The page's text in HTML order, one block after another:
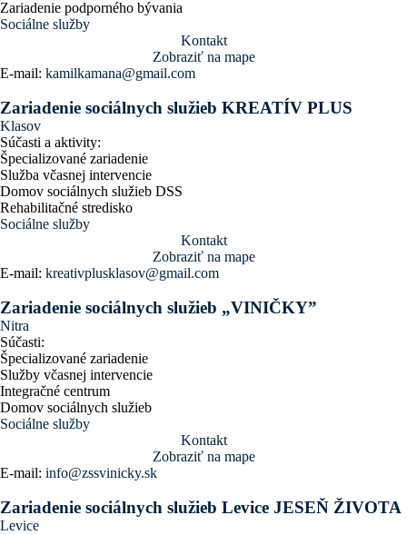
Zariadenie podporného bývania
Sociálne služby
Kontakt
Zobraziť na mape
E-mail: kamilkamana@gmail.com
Zariadenie sociálnych služieb KREATÍV PLUS
Klasov
Súčasti a aktivity:
Špecializované zariadenie
Služba včasnej intervencie
Domov sociálnych služieb DSS
Rehabilitačné stredisko
Sociálne služby
Kontakt
Zobraziť na mape
E-mail: kreativplusklasov@gmail.com
Zariadenie sociálnych služieb „VINIČKY”
Nitra
Súčasti:
Špecializované zariadenie
Služby včasnej intervencie
Integračné centrum
Domov sociálnych služieb
Sociálne služby
Kontakt
Zobraziť na mape
E-mail: info@zssvinicky.sk
Zariadenie sociálnych služieb Levice JESEŇ ŽIVOTA
Levice